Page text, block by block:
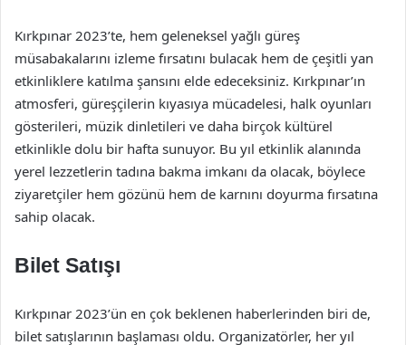
Kırkpınar 2023’te, hem geleneksel yağlı güreş
müsabakalarını izleme fırsatını bulacak hem de çeşitli yan
etkinliklere katılma şansını elde edeceksiniz. Kırkpınar’ın
atmosferi, güreşçilerin kıyasıya mücadelesi, halk oyunları
gösterileri, müzik dinletileri ve daha birçok kültürel
etkinlikle dolu bir hafta sunuyor. Bu yıl etkinlik alanında
yerel lezzetlerin tadına bakma imkanı da olacak, böylece
ziyaretçiler hem gözünü hem de karnını doyurma fırsatına
sahip olacak.
Bilet Satışı
Kırkpınar 2023’ün en çok beklenen haberlerinden biri de,
bilet satışlarının başlaması oldu. Organizatörler, her yıl